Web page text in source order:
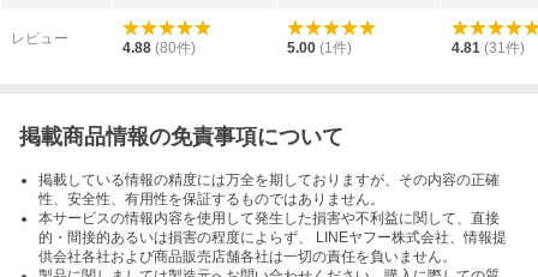
レビュー
4.88 (80件) 5.00 (1 件) 4.81 (31 件)
掲載商品情報の免責事項について
掲載している情報の精度には万全を期しておりますが、その内容の正確
性、安全性、有用性を保証するものではありません。
本サービスの情報内容を使用して発生した損害や不利益に関して、直接
的・間接的あるいは損害の程度によらず、 LINEヤフー株式会社、情報提
供会社各社および商品販売店舗各社は一切の責任を負いません。